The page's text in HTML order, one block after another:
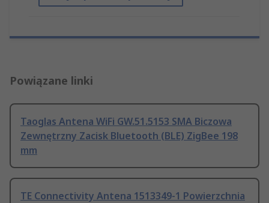
Powiązane linki
Taoglas Antena WiFi GW.51.5153 SMA Biczowa
Zewnętrzny Zacisk Bluetooth (BLE) ZigBee 198
mm
TE Connectivity Antena 1513349-1 Powierzchnia